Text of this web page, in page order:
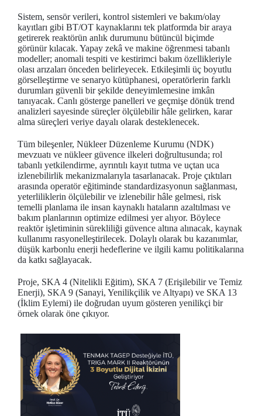
Sistem, sensör verileri, kontrol sistemleri ve bakım/olay
kayıtları gibi BT/OT kaynaklarını tek platformda bir araya
getirerek reaktörün anlık durumunu bütüncül biçimde
görünür kılacak. Yapay zekâ ve makine öğrenmesi tabanlı
modeller; anomali tespiti ve kestirimci bakım özellikleriyle
olası arızaları önceden belirleyecek. Etkileşimli üç boyutlu
görselleştirme ve senaryo kütüphanesi, operatörlerin farklı
durumları güvenli bir şekilde deneyimlemesine imkân
tanıyacak. Canlı gösterge panelleri ve geçmişe dönük trend
analizleri sayesinde süreçler ölçülebilir hâle gelirken, karar
alma süreçleri veriye dayalı olarak desteklenecek.
Tüm bileşenler, Nükleer Düzenleme Kurumu (NDK)
mevzuatı ve nükleer güvence ilkeleri doğrultusunda; rol
tabanlı yetkilendirme, ayrıntılı kayıt tutma ve uçtan uca
izlenebilirlik mekanizmalarıyla tasarlanacak. Proje çıktıları
arasında operatör eğitiminde standardizasyonun sağlanması,
yeterliliklerin ölçülebilir ve izlenebilir hâle gelmesi, risk
temelli planlama ile insan kaynaklı hataların azaltılması ve
bakım planlarının optimize edilmesi yer alıyor. Böylece
reaktör işletiminin sürekliliği güvence altına alınacak, kaynak
kullanımı rasyonelleştirilecek. Dolaylı olarak bu kazanımlar,
düşük karbonlu enerji hedeflerine ve ilgili kamu politikalarına
da katkı sağlayacak.
Proje, SKA 4 (Nitelikli Eğitim), SKA 7 (Erişilebilir ve Temiz
Enerji), SKA 9 (Sanayi, Yenilikçilik ve Altyapı) ve SKA 13
(İklim Eylemi) ile doğrudan uyum gösteren yenilikçi bir
örnek olarak öne çıkıyor.